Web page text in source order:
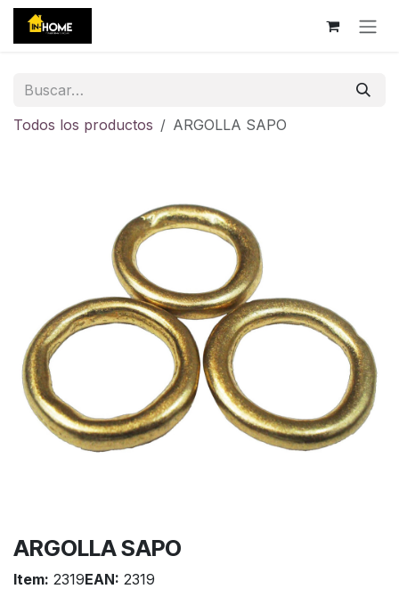
Ir al contenido
Todos los productos ARGOLLA SAPO
ARGOLLA SAPO
Item: 2319EAN: 2319